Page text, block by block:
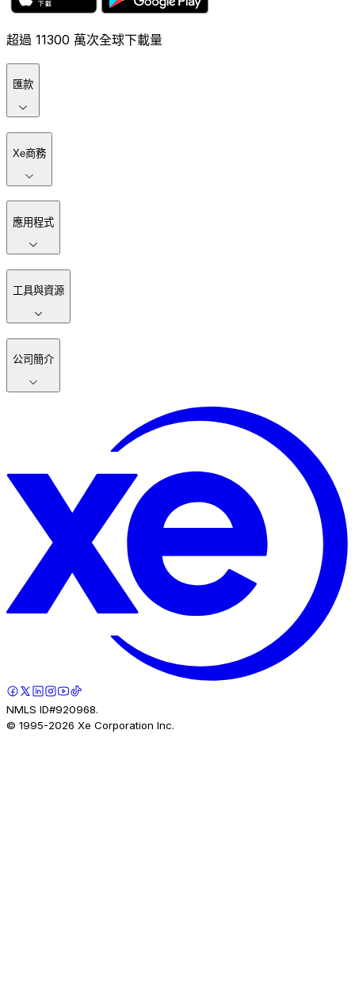
超過 11300 萬次全球下載量
匯款
Xe商務
應用程式
工具與資源
公司簡介
NMLS ID#920968.
© 1995-2026 Xe Corporation Inc.